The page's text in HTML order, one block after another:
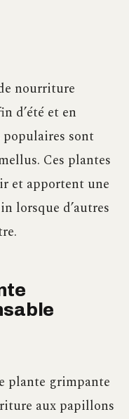
nourriture
d’été et en
populaires sont
Ces plantes
et apportent une
lorsque d’autres
plante grimpante
aux papillons